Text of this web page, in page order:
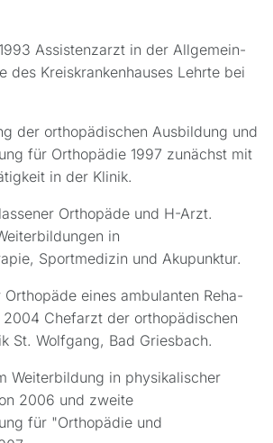
Assistenzarzt in der Allgemein-
des Kreiskrankenhauses Lehrte bei
der orthopädischen Ausbildung und
für Orthopädie 1997 zunächst mit
in der Klinik.
Orthopäde und H-Arzt.
in
Sportmedizin und Akupunktur.
eines ambulanten Reha-
Chefarzt der orthopädischen
St. Wolfgang, Bad Griesbach.
Weiterbildung in physikalischer
2006 und zweite
für "Orthopädie und